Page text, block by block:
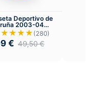
Deportivo de
2003-04
(280)
€ 49,50€